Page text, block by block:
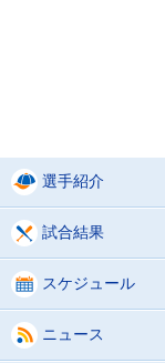
選手紹介
試合結果
スケジュール
ニュース